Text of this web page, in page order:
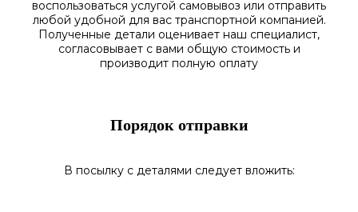
воспользоваться услугой самовывоз или отправить
любой удобной для вас транспортной компанией.
Полученные детали оценивает наш специалист,
согласовываетс вами общую стоимость и
производит полную оплату
Порядок отправки
В посылку с деталями следует вложить: